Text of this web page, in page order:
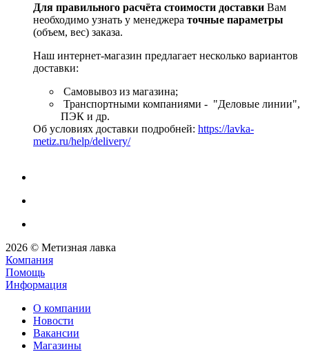
Для правильного расчёта стоимости доставки Вам
необходимо узнать у менеджера точные параметры
(объем, вес) заказа.
Наш интернет-магазин предлагает несколько вариантов
доставки:
Самовывоз из магазина;
Транспортными компаниями - "Деловые линии",
ПЭК и др.
Об условиях доставки подробней: https://lavka-
metiz.ru/help/delivery/
2026 © Метизная лавка
Компания
Помощь
Информация
О компании
Новости
Вакансии
Магазины